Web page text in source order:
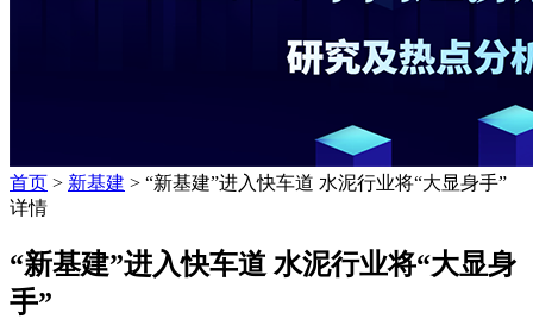
首页 > 新基建 > “新基建”进入快车道 水泥行业将“大显身手”
详情
“新基建”进入快车道 水泥行业将“大显身
手”